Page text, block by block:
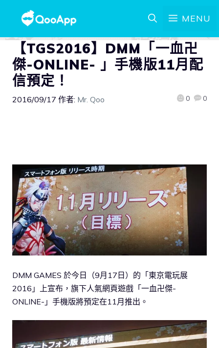
MENU
【TGS2016】DMM「一血卍
傑-ONLINE- 」手機版11月配
信預定！
2016/09/17 作者: Mr. Qoo 0 0
DMM GAMES 於今日（9月17日）的「東京電玩展
2016」上宣布，旗下人氣網頁遊戲「一血卍傑-
ONLINE-」手機版將預定在11月推出。